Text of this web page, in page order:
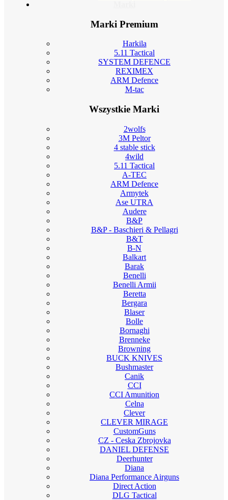
Marki Premium
Harkila
5.11 Tactical
SYSTEM DEFENCE
REXIMEX
ARM Defence
M-tac
Wszystkie Marki
2wolfs
3M Peltor
4 stable stick
4wild
5.11 Tactical
A-TEC
ARM Defence
Armytek
Ase UTRA
Audere
B&P
B&P - Baschieri & Pellagri
B&T
B-N
Balkart
Barak
Benelli
Benelli Armii
Beretta
Bergara
Blaser
Bolle
Bornaghi
Brenneke
Browning
BUCK KNIVES
Bushmaster
Canik
CCI
CCI Amunition
Celna
Clever
CLEVER MIRAGE
CustomGuns
CZ - Ceska Zbrojovka
DANIEL DEFENSE
Deerhunter
Diana
Diana Performance Airguns
Direct Action
DLG Tactical